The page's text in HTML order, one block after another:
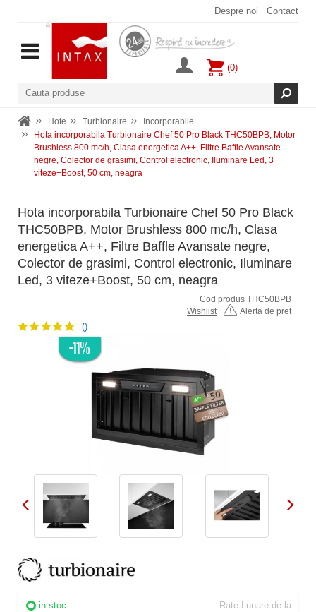
Despre noi Contact
(0)
Hote Turbionaire
Incorporabile
Hota incorporabila Turbionaire Chef 50 Pro Black THC50BPB, Motor
Brushless 800 mc/h, Clasa energetica A++, Filtre Baffle Avansate
negre, Colector de grasimi, Control electronic, Iluminare Led, 3
viteze+Boost, 50 cm, neagra
Hota incorporabila Turbionaire Chef 50 Pro Black
THC50BPB, Motor Brushless 800 mc/h, Clasa
energetica A++, Filtre Baffle Avansate negre,
Colector de grasimi, Control electronic, Iluminare
Led, 3 viteze+Boost, 50 cm, neagra
Cod produs THC50BPB
Wishlist
Alerta de pret
()
-11%
in stoc Rate Lunare de la